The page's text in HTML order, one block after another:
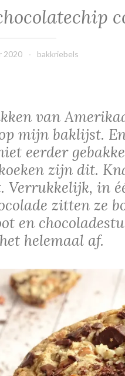
2020 bakkriebels
van
mijn baklijst.
eerder
zijn dit.
Verrukkelijk, in
zitten ze
en
helemaal af.